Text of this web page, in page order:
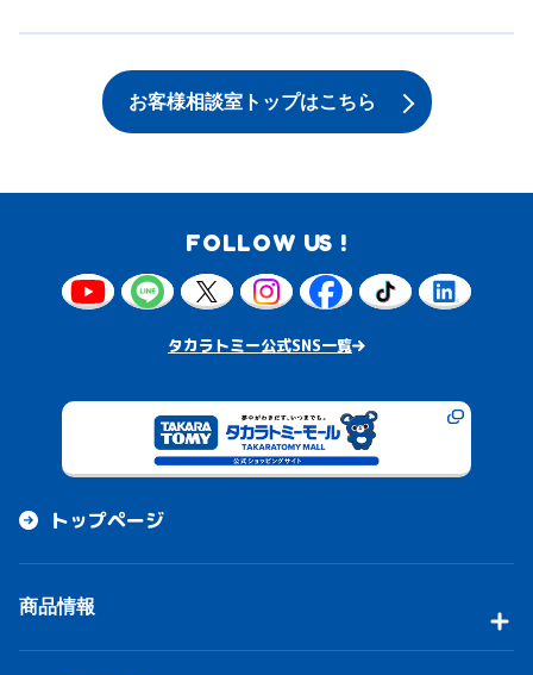
お客様相談室トップはこちら
FOLLOW US !
タカラトミー公式SNS一覧
トップページ
商品情報